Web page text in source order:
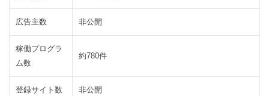
きる
機能
4.1 ロ
ー
広告主数 非公開
稼働プログラ
ム数
約780件
登録サイト数 非公開